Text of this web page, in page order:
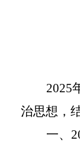
2025
治思想，
一、